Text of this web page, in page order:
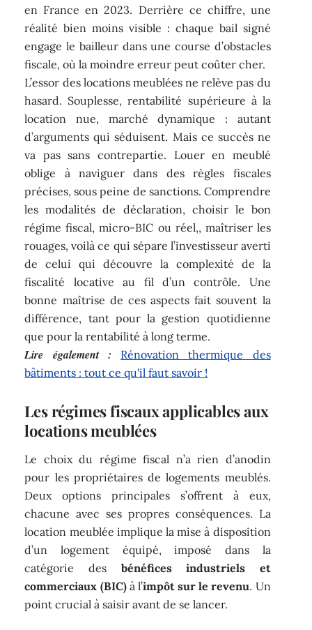
en France en 2023. Derrière ce chiffre, une
réalité bien moins visible : chaque bail signé
engage le bailleur dans une course d’obstacles
fiscale, où la moindre erreur peut coûter cher.
L’essor des locations meublées ne relève pas du
hasard. Souplesse, rentabilité supérieure à la
location nue, marché dynamique : autant
d’arguments qui séduisent. Mais ce succès ne
va pas sans contrepartie. Louer en meublé
oblige à naviguer dans des règles fiscales
précises, sous peine de sanctions. Comprendre
les modalités de déclaration, choisir le bon
régime fiscal, micro-BIC ou réel,, maîtriser les
rouages, voilà ce qui sépare l’investisseur averti
de celui qui découvre la complexité de la
fiscalité locative au fil d’un contrôle. Une
bonne maîtrise de ces aspects fait souvent la
différence, tant pour la gestion quotidienne
que pour la rentabilité à long terme.
Lire également :
Rénovation thermique des
bâtiments : tout ce qu'il faut savoir !
Les régimes fiscaux applicables aux
locations meublées
Le choix du régime fiscal n’a rien d’anodin
pour les propriétaires de logements meublés.
Deux options principales s’offrent à eux,
chacune avec ses propres conséquences. La
location meublée implique la mise à disposition
d’un logement équipé, imposé dans la
catégorie des bénéfices industriels et
commerciaux (BIC)à l’impôt sur le revenu. Un
point crucial à saisir avant de se lancer.